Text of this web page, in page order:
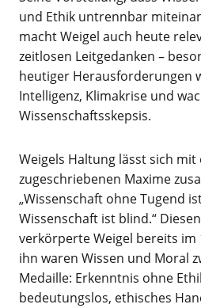
und Ethik untrennbar
macht Weigel auch heute
zeitlosen Leitgedanken –
heutiger Herausforderungen
Intelligenz, Klimakrise und
Wissenschaftsskepsis.
Weigels Haltung lässt sich mit
zugeschriebenen Maxime
„Wissenschaft ohne Tugend
Wissenschaft ist blind.“
verkörperte Weigel bereits im
ihn waren Wissen und Moral
Medaille: Erkenntnis ohne
bedeutungslos, ethisches